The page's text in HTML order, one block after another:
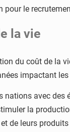
le
la vie
du coût de la
impactant les
avec
la
de leurs